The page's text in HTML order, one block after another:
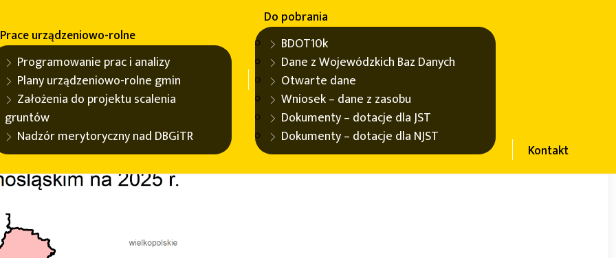
Prace urządzeniowo-rolne
Programowanie prac i analizy
Plany urządzeniowo-rolne gmin
Założenia do projektu scalenia
gruntów
Nadzór merytoryczny nad DBGiTR
Do pobrania
BDOT10k
Dane z Wojewódzkich Baz Danych
Otwarte dane
Wniosek – dane z zasobu
Dokumenty – dotacje dla JST
Dokumenty – dotacje dla NJST
Kontakt
Europejskiego Funduszu Rozwoju Regionalnego w ramach programu „Fundusze Europejskie dla Dolnego
Dolnego Śląska", Działania 1.3 „Cyfryzacja usług publicznych" , w ramach projektu pn.
wojewódzkiego poprzez zwiększenie cyfrowych zasobów informacyjnych oraz e-usług publicznych